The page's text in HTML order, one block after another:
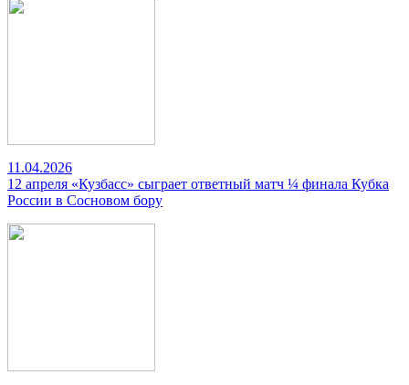
11.04.2026
12 апреля «Кузбасс» сыграет ответный матч ¼ финала Кубка
России в Сосновом бору